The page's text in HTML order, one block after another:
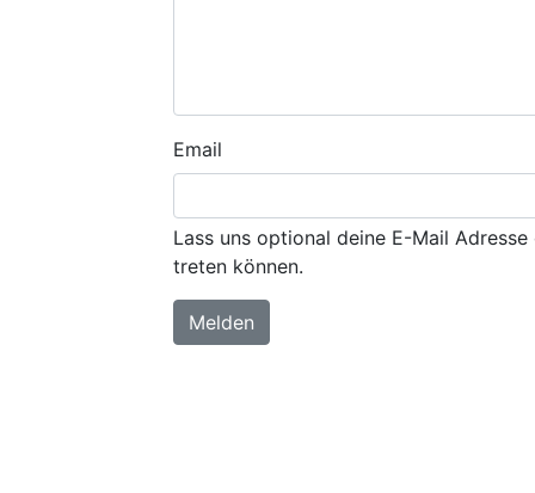
Email
Lass uns optional deine E-Mail
treten können.
Melden